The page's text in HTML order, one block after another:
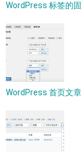
WordPress 标签的
WordPress 首页文